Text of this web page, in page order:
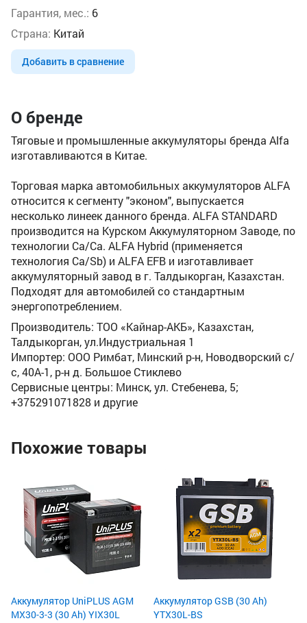
Гарантия, мес.: 6
Страна: Китай
Добавить в сравнение
О бренде
Тяговые и промышленные аккумуляторы бренда Alfa
изготавливаются в Китае.
Торговая марка автомобильных аккумуляторов ALFA
относится к сегменту "эконом", выпускается
несколько линеек данного бренда. ALFA STANDARD
производится на Курском Аккумуляторном Заводе, по
технологии Ca/Ca. ALFA Hybrid (применяется
технология Ca/Sb) и ALFA EFB и изготавливает
аккумуляторный завод в г. Талдыкорган, Казахстан.
Подходят для автомобилей со стандартным
энергопотреблением.
Производитель: ТОО «Кайнар-АКБ», Казахстан,
Талдыкорган, ул.Индустриальная 1
Импортер: ООО Римбат, Минский р-н, Новодворский с/
с, 40А-1, р-н д. Большое Стиклево
Сервисные центры: Минск, ул. Стебенева, 5;
+375291071828 и другие
Похожие товары
Аккумулятор UniPLUS AGM
MX30-3-3 (30 Ah) YIX30L
Аккумулятор GSB (30 Ah)
YTX30L-BS